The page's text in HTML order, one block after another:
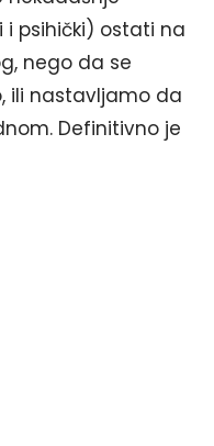
i psihički) ostati na
nego da se
ili nastavljamo da
Definitivno je